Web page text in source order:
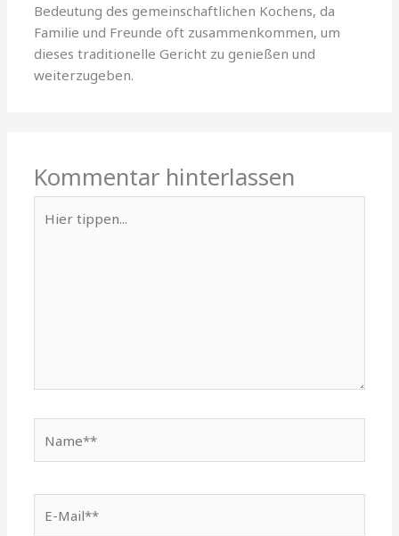
Bedeutung des gemeinschaftlichen Kochens, da
Familie und Freunde oft zusammenkommen, um
dieses traditionelle Gericht zu genießen und
weiterzugeben.
Kommentar hinterlassen
tippen...
Mail**